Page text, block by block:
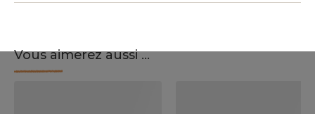
Vous aimerez aussi ...